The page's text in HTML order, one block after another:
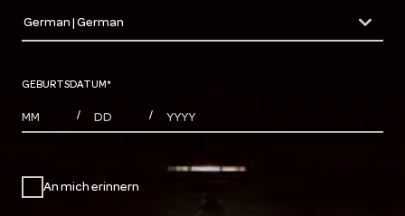
countryDropdown
German | German
GEBURTSDATUM*
MONTHS
/ DAYS / YEAR
An mich erinnern